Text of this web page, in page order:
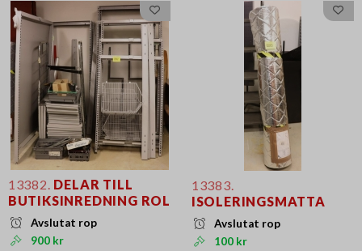
13382. DELAR TILL
BUTIKSINREDNING ROL
Avslutat rop
900 kr
13383.
ISOLERINGSMATTA
Avslutat rop
100 kr